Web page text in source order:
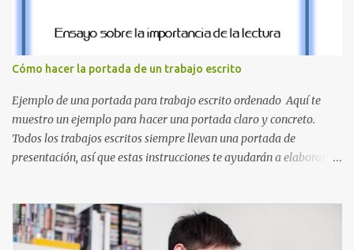
la Q en amarillo brillante, junto con la N y la P en un verde
inspirado en los niveles de los juegos. Formas icónicas : No te
pierdas la letra O , diseñada con ese estilo geométrico tan carac...
Cómo hacer la portada de un trabajo escrito
Ejemplo de una portada para trabajo escrito ordenado Aquí te
muestro un ejemplo para hacer una portada claro y concreto.
Todos los trabajos escritos siempre llevan una portada de
presentación, así que estas instrucciones te ayudarán a elaborar
compartir el enlace de este artículo para que así como a ti también
ellos se puedan guiar con esta explicación. Los datos esenciales